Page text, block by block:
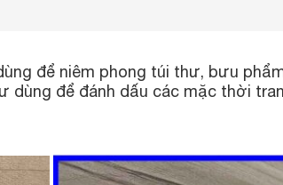
để niêm phong túi thư, bưu
dùng để đánh dấu các mặc thời